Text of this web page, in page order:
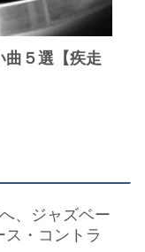
曲５選【疾走